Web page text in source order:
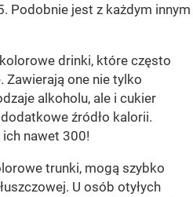
Podobnie jest z każdym innym
drinki, które często
Zawierają one nie tylko
alkoholu, ale i cukier
źródło kalorii.
nawet 300!
trunki, mogą szybko
U osób otyłych